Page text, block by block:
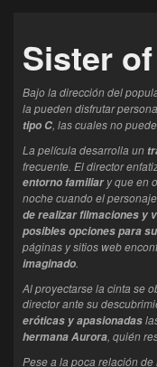
Sister
Bajo la dirección del
la pueden disfrutar
tipo C, las cuales no
La película desarrolla un
frecuente. El director
entorno familiary que en
noche cuando el
de realizar filmaciones y
posibles opciones para
páginas y sitios web
imaginado.
Al proyectarse la cinta se
director ante su
eróticas y apasionadas
hermana Aurora, quién
Pese a la poca relación